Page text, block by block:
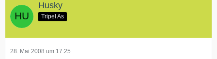
Husky
Tripel As
28. Mai 2008 um 17:25